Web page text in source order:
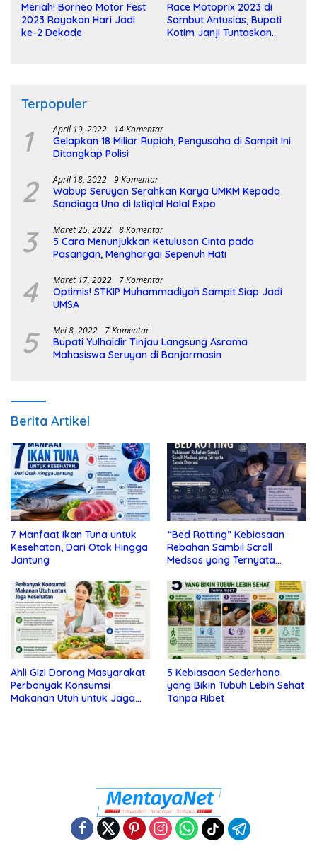
Meriah! Borneo Motor Fest
2023 Rayakan Hari Jadi
ke-2 Dekade
Race Motoprix 2023 di
Sambut Antusias, Bupati
Kotim Janji Tuntaskan
Terpopuler
1 April 19, 2022 14 Komentar
Gelapkan 18 Miliar Rupiah, Pengusaha di Sampit Ini
Ditangkap Polisi
2 April 18, 2022 9 Komentar
Wabup Seruyan Serahkan Karya UMKM Kepada
Sandiaga Uno di Istiqlal Halal Expo
3 Maret 25, 2022 8 Komentar
5 Cara Menunjukkan Ketulusan Cinta pada
Pasangan, Menghargai Sepenuh Hati
4 Maret 17, 2022 7 Komentar
Optimis! STKIP Muhammadiyah Sampit Siap Jadi
UMSA
5 Mei 8, 2022 7 Komentar
Bupati Yulhaidir Tinjau Langsung Asrama
Mahasiswa Seruyan di Banjarmasin
Berita Artikel
7 Manfaat Ikan Tuna untuk
Kesehatan, Dari Otak Hingga
Jantung
“Bed Rotting” Kebiasaan
Rebahan Sambil Scroll
Medsos yang Ternyata
Ahli Gizi Dorong Masyarakat
Perbanyak Konsumsi
Makanan Utuh untuk Jaga
5 Kebiasaan Sederhana
yang Bikin Tubuh Lebih Sehat
Tanpa Ribet